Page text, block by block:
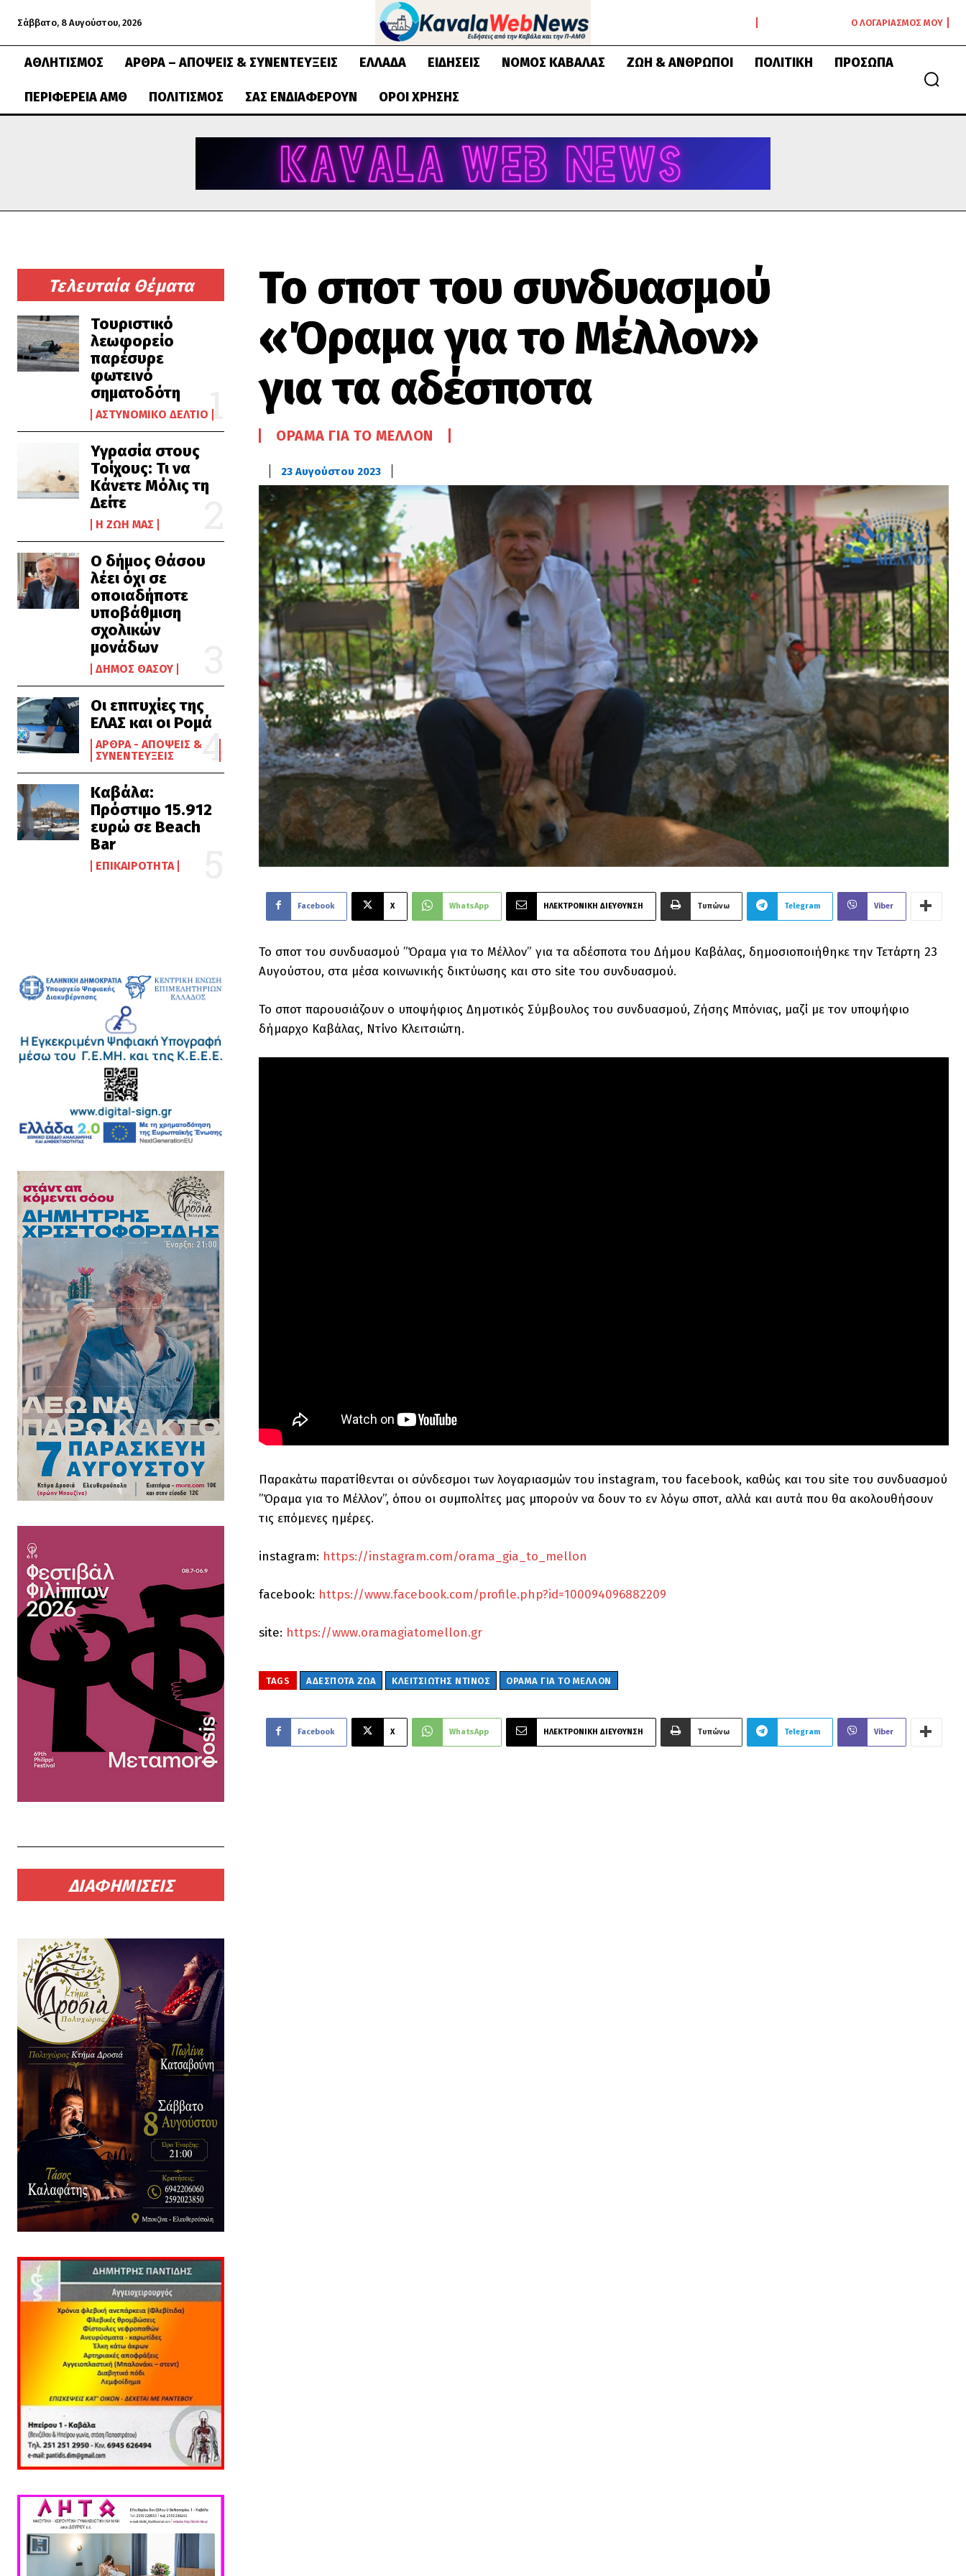
Σάββατο, 8 Αυγούστου, 2026 Ο ΛΟΓΑΡΙΑΣΜΌΣ ΜΟΥ
ΑΘΛΗΤΙΣΜΌΣ ΆΡΘΡΑ – ΑΠΌΨΕΙΣ & ΣΥΝΕΝΤΕΎΞΕΙΣ ΕΛΛΆΔΑ ΕΙΔΉΣΕΙΣ ΝΟΜΌΣ ΚΑΒΆΛΑΣ ΖΩΉ & ΆΝΘΡΩΠΟΙ ΠΟΛΙΤΙΚΉ ΠΡΌΣΩΠΑ
ΠΕΡΙΦΈΡΕΙΑ ΑΜΘ ΠΟΛΙΤΙΣΜΌΣ ΣΑΣ ΕΝΔΙΑΦΈΡΟΥΝ ΌΡΟΙ ΧΡΉΣΗΣ
Τελευταία Θέματα
Τουριστικό
λεωφορείο
παρέσυρε
φωτεινό
σηματοδότη
ΑΣΤΥΝΟΜΙΚΌ ΔΕΛΤΊΟ
Υγρασία στους
Τοίχους: Τι να
Κάνετε Μόλις τη
Δείτε
Η ΖΩΉ ΜΑΣ
Ο δήμος Θάσου
λέει όχι σε
οποιαδήποτε
υποβάθμιση
σχολικών
μονάδων
ΔΉΜΟΣ ΘΆΣΟΥ
Οι επιτυχίες της
ΕΛΑΣ και οι Ρομά
ΆΡΘΡΑ - ΑΠΌΨΕΙΣ &
ΣΥΝΕΝΤΕΎΞΕΙΣ
Καβάλα:
Πρόστιμο 15.912
ευρώ σε Beach
Bar
ΕΠΙΚΑΙΡΌΤΗΤΑ
ΔΙΑΦΗΜΙΣΕΙΣ
Το σποτ του συνδυασμού
«Όραμα για το Μέλλον»
για τα αδέσποτα
ΌΡΑΜΑ ΓΙΑ ΤΟ ΜΈΛΛΟΝ
23 Αυγούστου 2023
Facebook X WhatsApp ΗΛΕΚΤΡΟΝΙΚΗ ΔΙΕΥΘΥΝΣΗ Τυπώνω Telegram Viber
Το σποτ του συνδυασμού ”Όραμα για το Μέλλον” για τα αδέσποτα του Δήμου Καβάλας, δημοσιοποιήθηκε την Τετάρτη 23
Αυγούστου, στα μέσα κοινωνικής δικτύωσης και στο site του συνδυασμού.
Το σποτ παρουσιάζουν ο υποψήφιος Δημοτικός Σύμβουλος του συνδυασμού, Ζήσης Μπόνιας, μαζί με τον υποψήφιο
δήμαρχο Καβάλας, Ντίνο Κλειτσιώτη.
Παρακάτω παρατίθενται οι σύνδεσμοι των λογαριασμών του instagram, του facebook, καθώς και του site του συνδυασμού
”Όραμα για το Μέλλον”, όπου οι συμπολίτες μας μπορούν να δουν το εν λόγω σποτ, αλλά και αυτά που θα ακολουθήσουν
τις επόμενες ημέρες.
instagram: https://instagram.com/orama_gia_to_mellon
facebook: https://www.facebook.com/profile.php?id=100094096882209
site: https://www.oramagiatomellon.gr
TAGS ΑΔΕΣΠΟΤΑ ΖΩΑ ΚΛΕΙΤΣΙΩΤΗΣ ΝΤΙΝΟΣ ΟΡΑΜΑ ΓΙΑ ΤΟ ΜΕΛΛΟΝ
Facebook X WhatsApp ΗΛΕΚΤΡΟΝΙΚΗ ΔΙΕΥΘΥΝΣΗ Τυπώνω Telegram Viber